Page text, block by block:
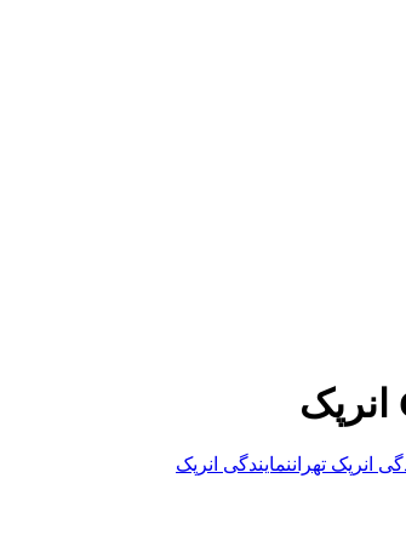
انرپک تهراننمایندگی انرپک